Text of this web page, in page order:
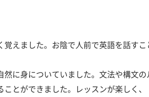
えました。お陰で人前で英語を話す
に身についていました。文法や構文の
とができました。レッスンが楽しく